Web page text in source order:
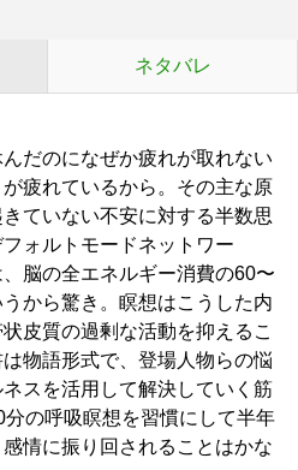
ネタバレ
だのになぜか疲れが取れない
疲れているから。その主な原
ていない不安に対する半数思
ォルトモードネットワー
脳の全エネルギー消費の60〜
から驚き。瞑想はこうした内
皮質の過剰な活動を抑えるこ
物語形式で、登場人物らの悩
スを活用して解決していく筋
の呼吸瞑想を習慣にして半年
情に振り回されることはかな